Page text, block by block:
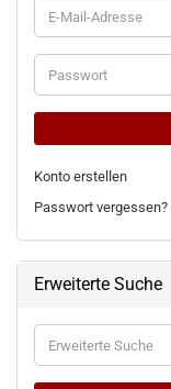
E-
Mail-
Adresse
Passwort
Konto erstellen
Passwort vergessen?
Erweiterte Suche
Erweiterte
Suche